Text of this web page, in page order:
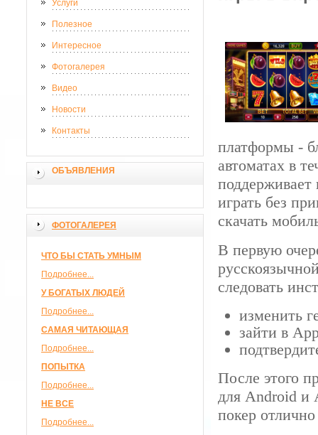
Услуги
Полезное
Интересное
Фотогалерея
Видео
Новости
Контакты
ОБЪЯВЛЕНИЯ
ФОТОГАЛЕРЕЯ
ЧТО БЫ СТАТЬ УМНЫМ
Подробнее...
У БОГАТЫХ ЛЮДЕЙ
Подробнее...
САМАЯ ЧИТАЮЩАЯ
Подробнее...
ПОПЫТКА
Подробнее...
НЕ ВСЕ
Подробнее...
платформы -
автоматах в
поддерживает
играть без
скачать
В первую
следовать
изменить
зайти в
После этого
для Android и
покер